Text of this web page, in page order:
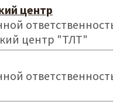
центр
центр "ТЛТ"